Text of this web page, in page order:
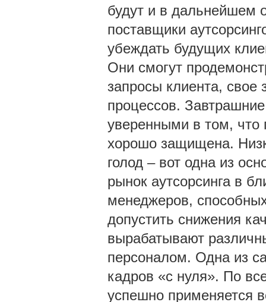
будут и в дальнейшем
поставщики
убеждать будущих
Они смогут
запросы клиента, свое
процессов.
уверенными в том, что
хорошо защищена.
голод – вот одна из
рынок аутсорсинга в
менеджеров,
допустить снижения
вырабатывают
персоналом. Одна из
кадров «с нуля». По
успешно применяется